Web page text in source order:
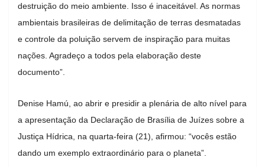
destruição do meio ambiente. Isso é inaceitável. As normas
ambientais brasileiras de delimitação de terras desmatadas
e controle da poluição servem de inspiração para muitas
nações. Agradeço a todos pela elaboração deste
documento”.
Denise Hamú, ao abrir e presidir a plenária de alto nível para
a apresentação da Declaração de Brasília de Juízes sobre a
Justiça Hídrica, na quarta-feira (21), afirmou: “vocês estão
dando um exemplo extraordinário para o planeta”.